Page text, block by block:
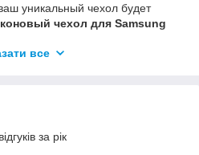
уникальный чехол будет
чехол для Samsung
специальной фактуры
тому використання
все
за рік